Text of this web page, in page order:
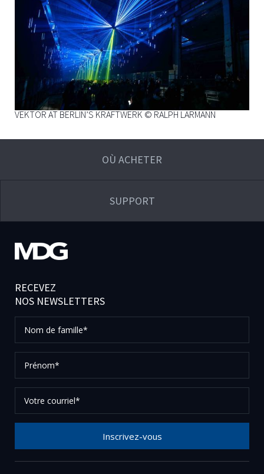
VEKTOR AT BERLIN’S KRAFTWERK © RALPH LARMANN
OÙ ACHETER
SUPPORT
RECEVEZ
NOS NEWSLETTERS
de
famille*
courriel*
Inscrivez-vous